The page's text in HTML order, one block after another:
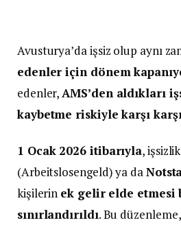
Avusturya’da işsiz olup aynı
edenler için dönem
edenler,AMS’den aldıkları
kaybetme riskiyle karşı
1 Ocak 2026 itibarıyla,
(Arbeitslosengeld) ya da
kişilerin ek gelir elde etmesi
sınırlandırıldı. Bu